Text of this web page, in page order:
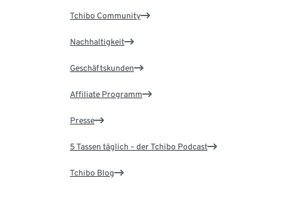
Tchibo Community
Nachhaltigkeit
Geschäftskunden
Affiliate Programm
Presse
5 Tassen täglich – der Tchibo Podcast
Tchibo Blog